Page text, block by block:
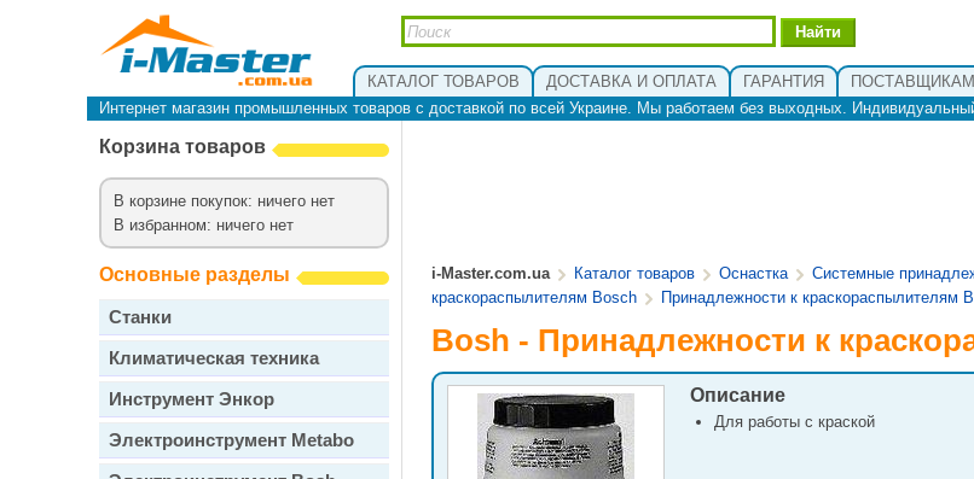
КАТАЛОГ ТОВАРОВ ДОСТАВКА И ОПЛАТА ГАРАНТИЯ ПОСТАВЩИКАМ
Интернет магазин промышленных товаров с доставкой по всей Украине. Мы работаем без выходных.
Корзина товаров
В корзине покупок: ничего нет
В избранном: ничего нет
Основные разделы
Станки
Климатическая техника
Инструмент Энкор
Электроинструмент Metabo
i-Master.com.ua Каталог товаров Оснастка Системные
краскораспылителям Bosch
Принадлежности к краскораспылителям
Bosh - Принадлежности к
Описание
Для работы с краской